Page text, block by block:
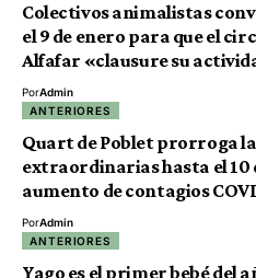
Colectivos animalistas
el 9 de enero para que el
Alfafar «clausure su
PorAdmin
ANTERIORES
Quart de Poblet prorroga
extraordinarias hasta el 10
aumento de contagios
PorAdmin
ANTERIORES
Yago es el primer bebé del